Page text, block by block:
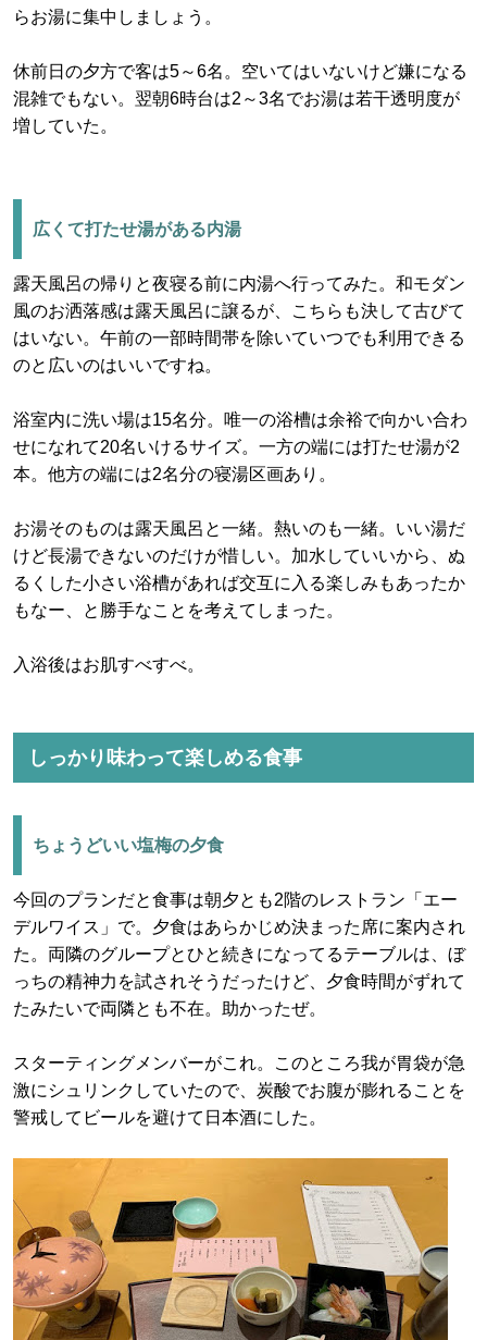
らお湯に集中しましょう。
休前日の夕方で客は5～6名。空いてはいないけど嫌になる
混雑でもない。翌朝6時台は2～3名でお湯は若干透明度が
増していた。
広くて打たせ湯がある内湯
露天風呂の帰りと夜寝る前に内湯へ行ってみた。和モダン
風のお洒落感は露天風呂に譲るが、こちらも決して古びて
はいない。午前の一部時間帯を除いていつでも利用できる
のと広いのはいいですね。
浴室内に洗い場は15名分。唯一の浴槽は余裕で向かい合わ
せになれて20名いけるサイズ。一方の端には打たせ湯が2
本。他方の端には2名分の寝湯区画あり。
お湯そのものは露天風呂と一緒。熱いのも一緒。いい湯だ
けど長湯できないのだけが惜しい。加水していいから、ぬ
るくした小さい浴槽があれば交互に入る楽しみもあったか
もなー、と勝手なことを考えてしまった。
入浴後はお肌すべすべ。
しっかり味わって楽しめる食事
ちょうどいい塩梅の夕食
今回のプランだと食事は朝夕とも2階のレストラン「エー
デルワイス」で。夕食はあらかじめ決まった席に案内され
た。両隣のグループとひと続きになってるテーブルは、ぼ
っちの精神力を試されそうだったけど、夕食時間がずれて
たみたいで両隣とも不在。助かったぜ。
スターティングメンバーがこれ。このところ我が胃袋が急
激にシュリンクしていたので、炭酸でお腹が膨れることを
警戒してビールを避けて日本酒にした。